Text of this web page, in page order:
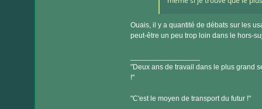
Ouais, il y a quantité de débats sur les
peut-être un peu trop loin dans le hors-
"Deux ans de travail dans le plus grand
!"
"C'est le moyen de transport du futur !"